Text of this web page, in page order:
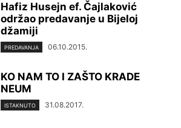
Hafiz Husejn ef. Čajlaković
održao predavanje u Bijeloj
džamiji
PREDAVANJA 06.10.2015.
KO NAM TO I ZAŠTO KRADE
NEUM
ISTAKNUTO 31.08.2017.